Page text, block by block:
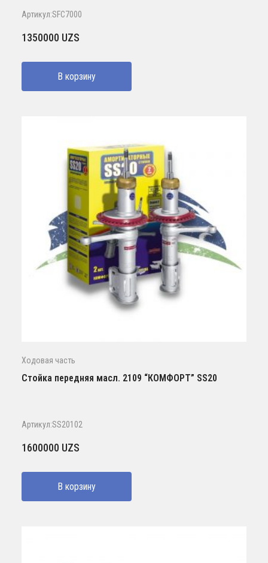
Артикул:SFC7000
1350000 UZS
В корзину
Ходовая часть
Стойка передняя масл. 2109 “КОМФОРТ” SS20
Артикул:SS20102
1600000 UZS
В корзину